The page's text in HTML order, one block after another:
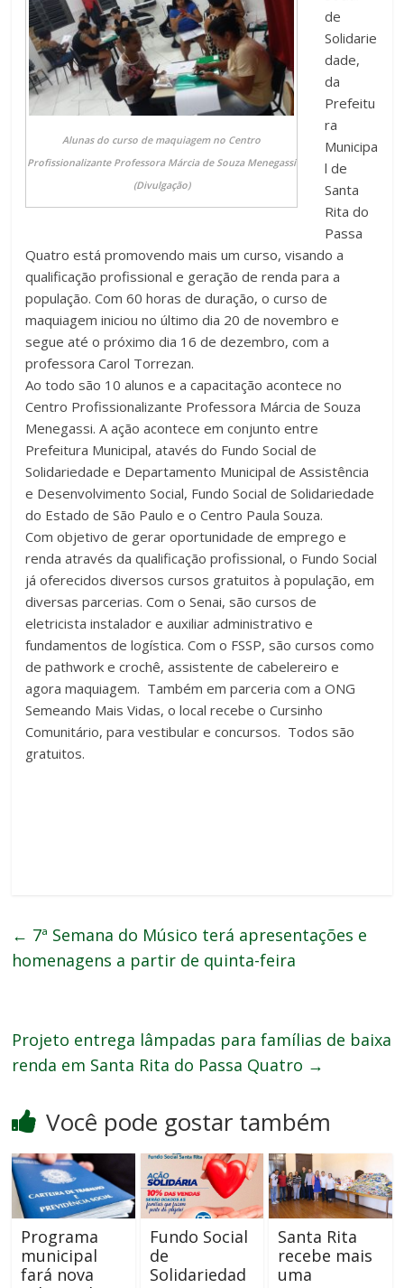
Alunas do curso de maquiagem no Centro
Profissionalizante Professora Márcia de Souza Menegassi
(Divulgação)
de
Solidarie
dade,
da
Prefeitu
ra
Municipa
l de
Santa
Rita do
Passa
Quatro está promovendo mais um curso, visando a
qualificação profissional e geração de renda para a
população. Com 60 horas de duração, o curso de
maquiagem iniciou no último dia 20 de novembro e
segue até o próximo dia 16 de dezembro, com a
professora Carol Torrezan.
Ao todo são 10 alunos e a capacitação acontece no
Centro Profissionalizante Professora Márcia de Souza
Menegassi. A ação acontece em conjunto entre
Prefeitura Municipal, atavés do Fundo Social de
Solidariedade e Departamento Municipal de Assistência
e Desenvolvimento Social, Fundo Social de Solidariedade
do Estado de São Paulo e o Centro Paula Souza.
Com objetivo de gerar oportunidade de emprego e
renda através da qualificação profissional, o Fundo Social
já oferecidos diversos cursos gratuitos à população, em
diversas parcerias. Com o Senai, são cursos de
eletricista instalador e auxiliar administrativo e
fundamentos de logística. Com o FSSP, são cursos como
de pathwork e crochê, assistente de cabelereiro e
agora maquiagem. Também em parceria com a ONG
Semeando Mais Vidas, o local recebe o Cursinho
Comunitário, para vestibular e concursos. Todos são
gratuitos.
← 7ª Semana do Músico terá apresentações e
homenagens a partir de quinta-feira
Projeto entrega lâmpadas para famílias de baixa
renda em Santa Rita do Passa Quatro →
Você pode gostar também
Programa
municipal
fará nova
Fundo Social
de
Solidariedad
Santa Rita
recebe mais
uma